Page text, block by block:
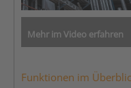
Mehr im Video erfahren
Funktionen im